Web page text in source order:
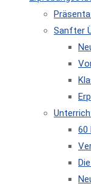
Sanfter
60